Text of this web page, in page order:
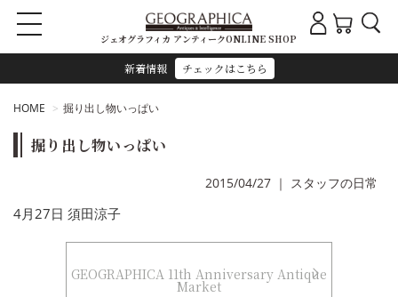
新着情報 チェックはこちら
ジェオグラフィカ アンティークONLINE SHOP
HOME 掘り出し物いっぱい
掘り出し物いっぱい
2015/04/27 ｜ スタッフの日常
4月27日 須田涼子
GEOGRAPHICA 11th Anniversary Antique
Market